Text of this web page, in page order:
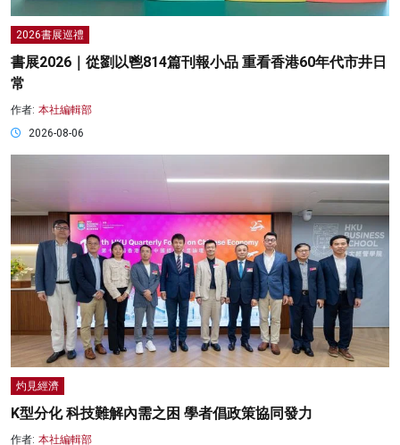
2026書展巡禮
書展2026｜從劉以鬯814篇刊報小品 重看香港60年代市井日
常
作者: 本社編輯部
2026-08-06
灼見經濟
K型分化 科技難解內需之困 學者倡政策協同發力
作者: 本社編輯部